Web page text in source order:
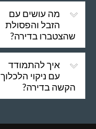
מה עושים עם
הזבל והפסולת
שהצטברו בדירה?
איך להתמודד
עם ניקוי הלכלוך
הקשה בדירה?